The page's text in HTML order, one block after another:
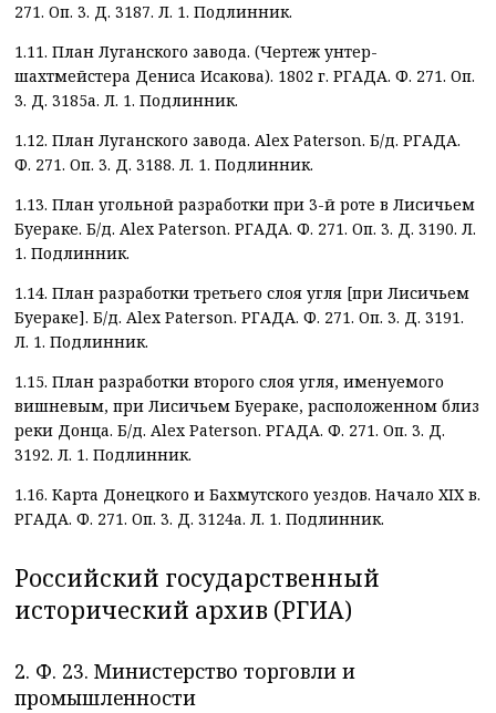
271. Оп. 3. Д. 3187. Л. 1. Подлинник.
1.11. План Луганского завода. (Чертеж унтер-
шахтмейстера Дениса Исакова). 1802 г. РГАДА. Ф. 271. Оп.
3. Д. 3185а. Л. 1. Подлинник.
1.12. План Луганского завода.Alex Paterson.Б/д.РГАДА.
Ф. 271. Оп. 3. Д. 3188. Л. 1. Подлинник.
1.13. План угольной разработки при 3-й роте в Лисичьем
Буераке. Б/д.Alex Paterson. РГАДА. Ф. 271. Оп. 3. Д. 3190. Л.
1. Подлинник.
1.14. План разработки третьего слоя угля [при Лисичьем
Буераке]. Б/д. Alex Paterson. РГАДА. Ф. 271. Оп. 3. Д. 3191.
Л. 1. Подлинник.
1.15. План разработки второго слоя угля, именуемого
вишневым, при Лисичьем Буераке, расположенном близ
реки Донца. Б/д. Alex Paterson. РГАДА. Ф. 271. Оп. 3. Д.
3192. Л. 1. Подлинник.
1.16. Карта Донецкого и Бахмутского уездов. Начало XIX в.
РГАДА. Ф. 271. Оп. 3. Д. 3124а. Л. 1. Подлинник.
Российский государственный
исторический архив (РГИА)
2. Ф. 23. Министерство торговли и
промышленности